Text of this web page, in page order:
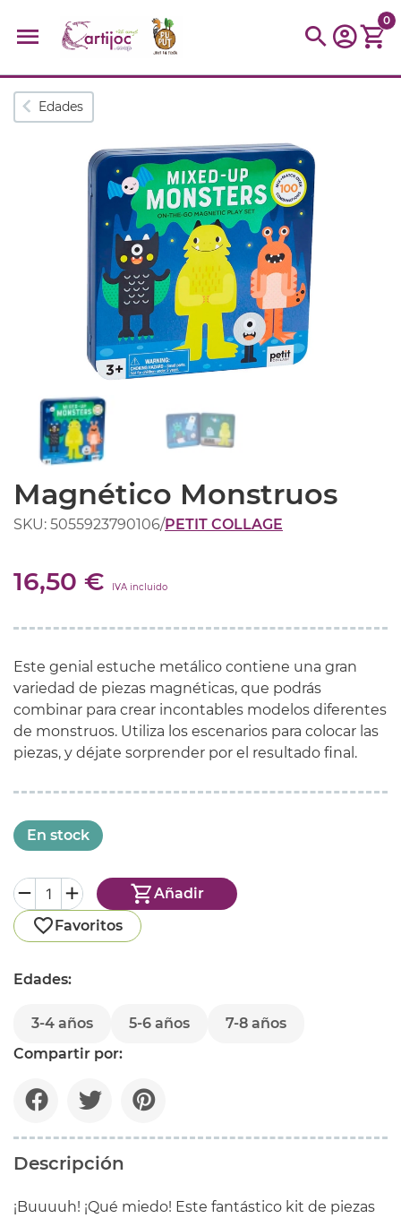
Búsquedas populares
Moulin
montessori
kit kidynight Puzzle
Botella
0
Edades
Magnético Monstruos
SKU: 5055923790106/PETIT COLLAGE
16,50 € IVA incluido
Este genial estuche metálico contiene una gran
variedad de piezas magnéticas, que podrás
combinar para crear incontables modelos diferentes
de monstruos. Utiliza los escenarios para colocar las
piezas, y déjate sorprender por el resultado final.
En stock
Añadir
Favoritos
Edades:
3-4 años 5-6 años
7-8 años
Compartir por:
Descripción
¡Buuuuh! ¡Qué miedo! Este fantástico kit de piezas